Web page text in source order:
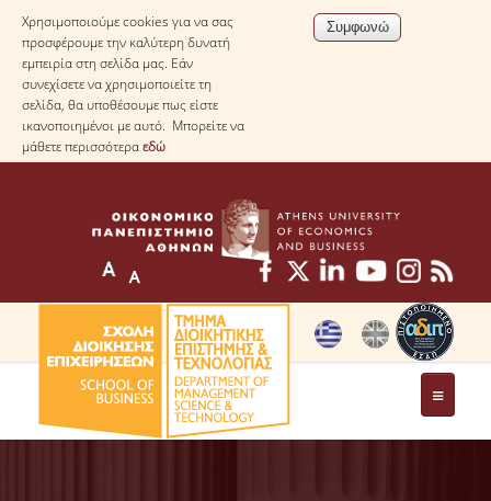
Χρησιμοποιούμε cookies για να σας
προσφέρουμε την καλύτερη δυνατή
εμπειρία στη σελίδα μας. Εάν
συνεχίσετε να χρησιμοποιείτε τη
σελίδα, θα υποθέσουμε πως είστε
ικανοποιημένοι με αυτό. Μπορείτε να
μάθετε περισσότεραεδώ
ΤΟ ΤΜΗΜΑ